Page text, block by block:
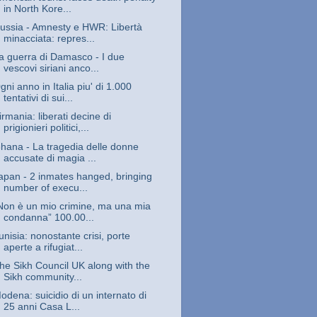
in North Kore...
- Amnesty e HWR: Libertà
minacciata: repres...
guerra di Damasco - I due
vescovi siriani anco...
anno in Italia piu' di 1.000
tentativi di sui...
liberati decine di
prigionieri politici,...
- La tragedia delle donne
accusate di magia ...
- 2 inmates hanged, bringing
number of execu...
è un mio crimine, ma una mia
condanna” 100.00...
nonostante crisi, porte
aperte a rifugiat...
Sikh Council UK along with the
Sikh community...
suicidio di un internato di
25 anni Casa L...